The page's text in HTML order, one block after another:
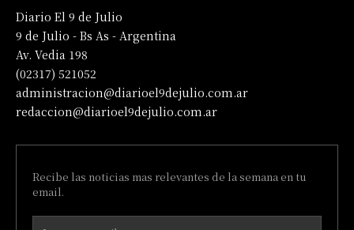
Diario El 9 de Julio
9 de Julio - Bs As - Argentina
Av. Vedia 198
(02317) 521052
administracion@diarioel9dejulio.com.ar
redaccion@diarioel9dejulio.com.ar
Recibe las noticias mas relevantes de la semana en tu
email.